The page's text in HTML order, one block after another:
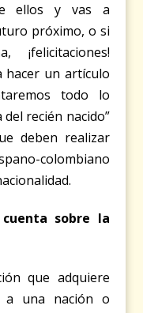
ellos y vas a
próximo, o si
hacer un artículo
todo lo
recién nacido”
deben realizar
colombiano
sobre la
que adquiere
a una nación o